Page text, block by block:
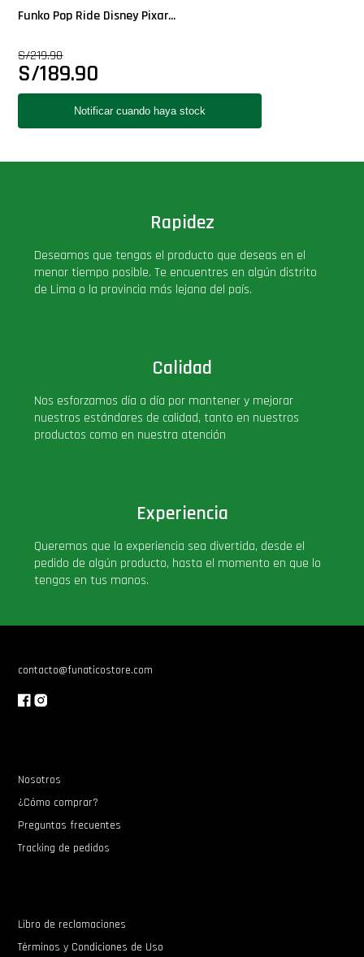
Gift Cards
Llaveros Pop
Moments
Movie Poster
PLUS!
Plush
Pop Rides
PRÓXIMAMENTE
Funko Pop Ride Disney Pixar...
S/219.90
S/189.90
Rapidez
Deseamos que tengas el producto que deseas en el
menor tiempo posible. Te encuentres en algún distrito
de Lima o la provincia más lejana del país.
Calidad
Nos esforzamos día a día por mantener y mejorar
nuestros estándares de calidad, tanto en nuestros
productos como en nuestra atención
Experiencia
Queremos que la experiencia sea divertida, desde el
pedido de algún producto, hasta el momento en que lo
tengas en tus manos.
contacto@funaticostore.com
Nosotros
¿Cómo comprar?
Preguntas frecuentes
Tracking de pedidos
Libro de reclamaciones
Términos y Condiciones de Uso